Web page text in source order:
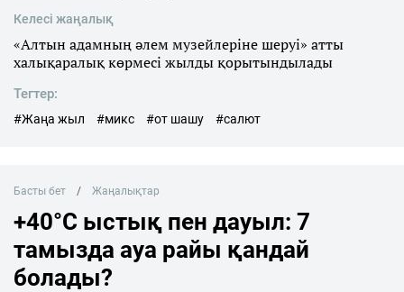
Келесі жаңалық
«Алтын адамның әлем музейлеріне шеруі» атты
халықаралық көрмесі жылды қорытындылады
Тегтер:
#Жаңа жыл #микс #от шашу #салют
Басты бет Жаңалықтар
+40°C ыстық пен дауыл: 7
тамызда ауа райы қандай
болады?